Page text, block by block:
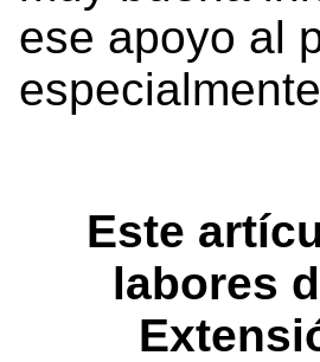
ese apoyo al
Este
labores